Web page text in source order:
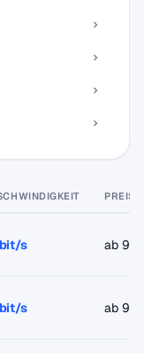
PREIS
s ab
s ab